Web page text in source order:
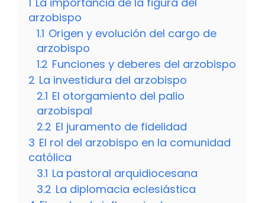
arzobispo
1.1 Origen y evolución del cargo de
arzobispo
1.2 Funciones y deberes del arzobispo
2 La investidura del arzobispo
2.1 El otorgamiento del palio
arzobispal
2.2 El juramento de fidelidad
3 El rol del arzobispo en la comunidad
católica
3.1 La pastoral arquidiocesana
3.2 La diplomacia eclesiástica